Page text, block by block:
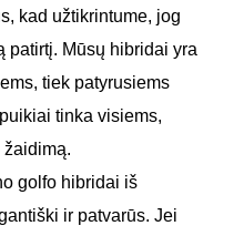
kad užtikrintume, jog
patirtį. Mūsų hibridai yra
tiek patyrusiems
tinka visiems,
golfo hibridai iš
ir patvarūs. Jei